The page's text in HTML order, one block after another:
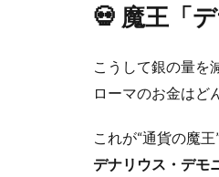
💀 魔王「
こうして銀の量を
ローマのお金はど
これが“通貨の魔
デナリウス・デモ